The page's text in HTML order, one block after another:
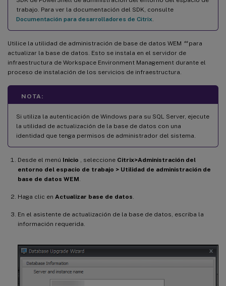
trabajo. Para ver la documentación del SDK, consulte
Documentación para desarrolladores de Citrix
Utilice la utilidad de administración de base de datos WEM **para
actualizar la base de datos. Esto se instala en el servidor de
infraestructura de Workspace Environment Management durante el
proceso de instalación de los servicios de infraestructura.
NOTA:
Si utiliza la autenticación de Windows para su SQL Server, ejecute
la utilidad de actualización de la base de datos con una
identidad que tenga permisos de administrador del sistema.
Desde el menú Inicio , seleccione Citrix>Administración del
entorno del espacio de trabajo > Utilidad de administración de
base de datos WEM
Haga clic en Actualizar base de datos
En el asistente de actualización de la base de datos, escriba la
información requerida.